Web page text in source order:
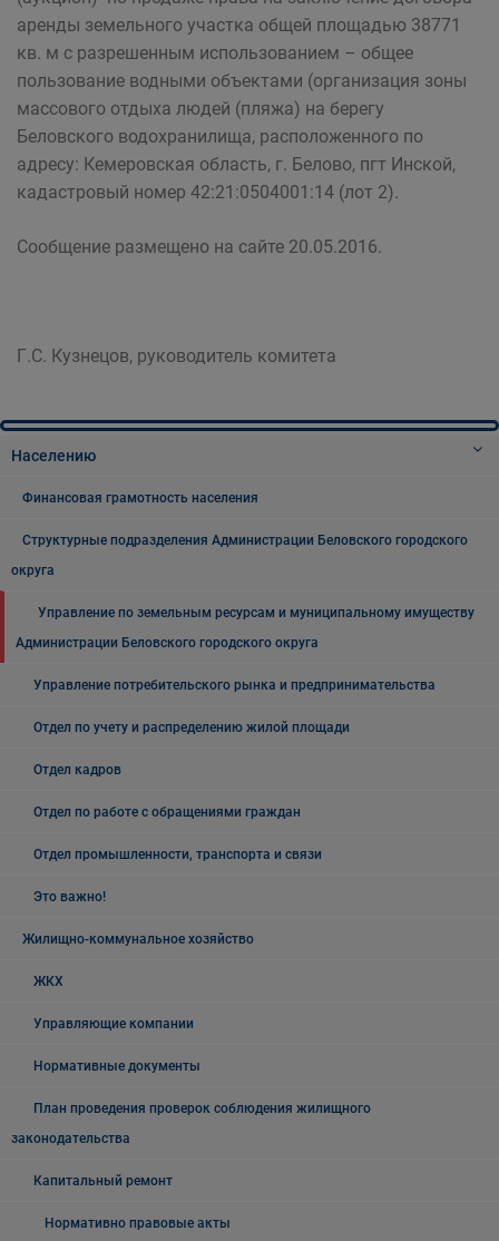
аренды земельного участка общей площадью 38771
кв. м с разрешенным использованием – общее
пользование водными объектами (организация зоны
массового отдыха людей (пляжа) на берегу
Беловского водохранилища, расположенного по
адресу: Кемеровская область, г. Белово, пгт Инской,
кадастровый номер 42:21:0504001:14 (лот 2).
Сообщение размещено на сайте 20.05.2016.
Г.С. Кузнецов, руководитель комитета
Населению
Финансовая грамотность населения
Структурные подразделения Администрации Беловского городского
округа
Управление по земельным ресурсам и муниципальному имуществу
Администрации Беловского городского округа
Управление потребительского рынка и предпринимательства
Отдел по учету и распределению жилой площади
Отдел кадров
Отдел по работе с обращениями граждан
Отдел промышленности, транспорта и связи
Это важно!
Жилищно-коммунальное хозяйство
ЖКХ
Управляющие компании
Нормативные документы
План проведения проверок соблюдения жилищного
законодательства
Капитальный ремонт
Нормативно правовые акты